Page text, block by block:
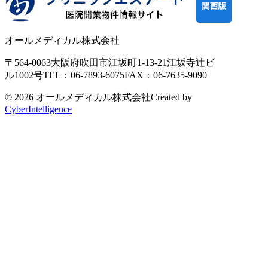
オールメディカル株式会社
〒564-0063大阪府吹田市江坂町1-13-21江坂寺辻ビ
ル1002号TEL：06-7893-6075FAX：06-7635-9090
© 2026 オールメディカル株式会社Created by
CyberIntelligence